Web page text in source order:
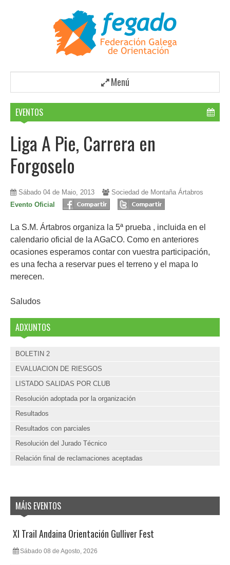
Menú
EVENTOS
Liga A Pie, Carrera en
Forgoselo
Sábado 04 de Maio, 2013
Sociedad de Montaña Ártabros
Evento Oficial
La S.M. Ártabros organiza la 5ª prueba , incluida en el
calendario oficial de la AGaCO. Como en anteriores
ocasiones esperamos contar con vuestra participación,
es una fecha a reservar pues el terreno y el mapa lo
merecen.
Saludos
ADXUNTOS
BOLETIN 2
EVALUACION DE RIESGOS
LISTADO SALIDAS POR CLUB
Resolución adoptada por la organización
Resultados
Resultados con parciales
Resolución del Jurado Técnico
Relación final de reclamaciones aceptadas
MÁIS EVENTOS
XI Trail Andaina Orientación Gulliver Fest
Sábado 08 de Agosto, 2026